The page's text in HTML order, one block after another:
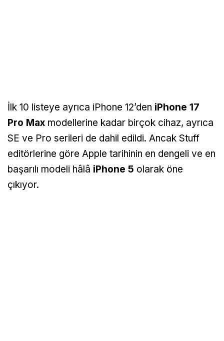
İlk 10 listeye ayrıca iPhone 12’den iPhone 17
Pro Max modellerine kadar birçok cihaz, ayrıca
SE ve Pro serileri de dahil edildi. Ancak Stuff
editörlerine göre Apple tarihinin en dengeli ve en
başarılı modeli hâlâ iPhone 5 olarak öne
çıkıyor.